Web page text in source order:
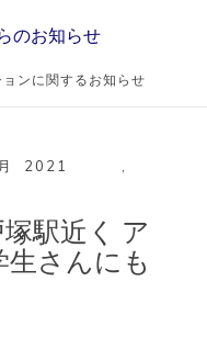
のお知らせ
ンに関するお知らせ
2021
駅近く ア
生さんにも